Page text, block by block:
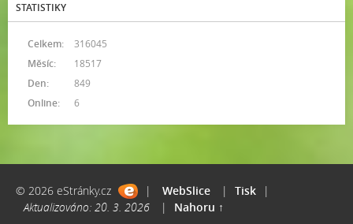
STATISTIKY
Online: 6
Celkem:
316045
Měsíc:
18517
Den:
849
© 2026 eStránky.cz | WebSlice | Tisk
|
Aktualizováno: 20. 3. 2026
| Nahoru ↑